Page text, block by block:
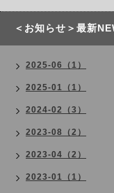
＜お知らせ＞最新
2025-06（1）
2025-01（1）
2024-02（3）
2023-08（2）
2023-04（2）
2023-01（1）